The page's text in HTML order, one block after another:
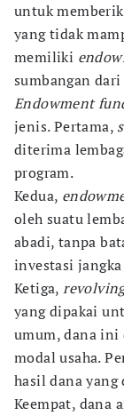
untuk
yang tidak
memiliki
sumbangan
Endowment
jenis. Pertama,
diterima
program.
Kedua,
oleh suatu
abadi, tanpa
investasi
Ketiga,
yang dipakai
umum, dana
modal usaha.
hasil dana yang
Keempat, dana